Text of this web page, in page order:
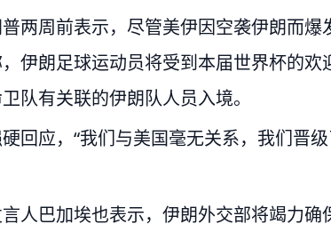
两周前表示，尽管美伊因空袭伊朗而爆
伊朗足球运动员将受到本届世界杯的
队有关联的伊朗队人员入境。
回应，“我们与美国毫无关系，我们晋
人巴加埃也表示，伊朗外交部将竭力